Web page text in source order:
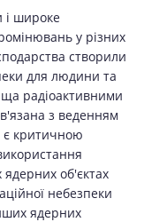
і широке
у різних
створили
для людини та
радіоактивними
з веденням
є критичною
ядерних об'єктах
небезпеки
ядерних